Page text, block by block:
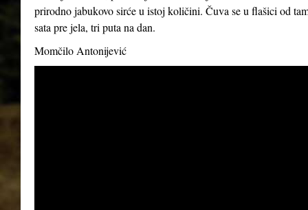
prirodno jabukovo sirće u istoj količini. Čuva se u flašici od
sata pre jela, tri puta na dan.
Momčilo Antonijević